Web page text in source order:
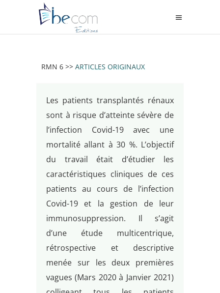
RMN 6 >> ARTICLES ORIGINAUX
Les patients transplantés rénaux
sont à risque d’atteinte sévère de
l’infection Covid-19 avec une
mortalité allant à 30 %. L’objectif
du travail était d’étudier les
caractéristiques cliniques de ces
patients au cours de l’infection
Covid-19 et la gestion de leur
immunosuppression. Il s’agit
d’une étude multicentrique,
rétrospective et descriptive
menée sur les deux premières
vagues (Mars 2020 à Janvier 2021)